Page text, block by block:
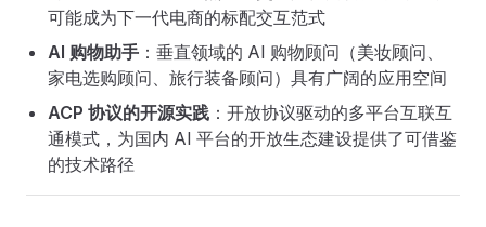
可能成为下一代电商的标配交互范式
AI 购物助手 ：垂直领域的 AI 购物顾问（美妆顾问、
家电选购顾问、旅行装备顾问）具有广阔的应用空间
ACP 协议的开源实践 ：开放协议驱动的多平台互联互
通模式，为国内 AI 平台的开放生态建设提供了可借鉴
的技术路径